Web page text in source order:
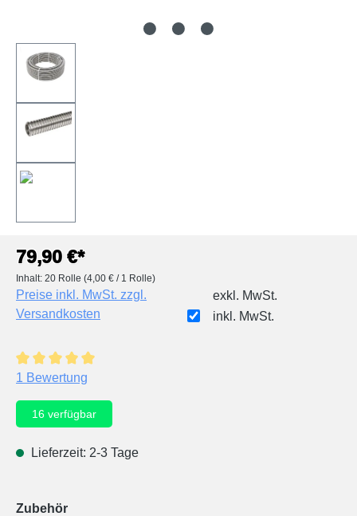
79,90 €*
Inhalt: 20 Rolle (4,00 € / 1 Rolle)
Preise inkl. MwSt. zzgl.
Versandkosten
exkl. MwSt.
inkl. MwSt.
Durchschnittliche Bewertung von 5 von 5 Sternen
1 Bewertung
16 verfügbar
Lieferzeit: 2-3 Tage
Zubehör